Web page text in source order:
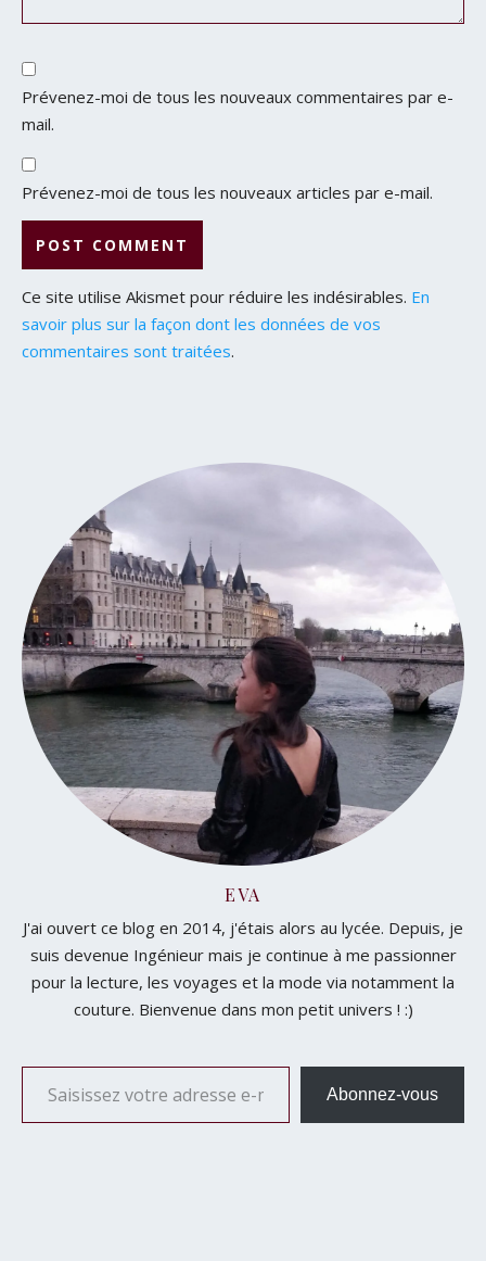
Prévenez-moi de tous les nouveaux commentaires par e-
mail.
Prévenez-moi de tous les nouveaux articles par e-mail.
Ce site utilise Akismet pour réduire les indésirables. En
savoir plus sur la façon dont les données de vos
commentaires sont traitées.
EVA
J'ai ouvert ce blog en 2014, j'étais alors au lycée. Depuis, je
suis devenue Ingénieur mais je continue à me passionner
pour la lecture, les voyages et la mode via notamment la
couture. Bienvenue dans mon petit univers ! :)
Saisissez votre adresse e-mail…
Abonnez-vous